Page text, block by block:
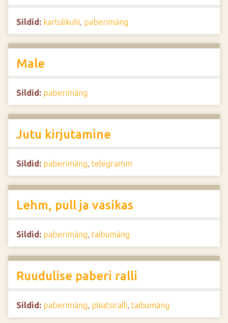
Sildid: kartulikuhi, paberimäng
Male
Sildid: paberimäng
Jutu kirjutamine
Sildid: paberimäng, telegramm
Lehm, pull ja vasikas
Sildid: paberimäng, taibumäng
Ruudulise paberi ralli
Sildid: paberimäng, pliiatsiralli, taibumäng